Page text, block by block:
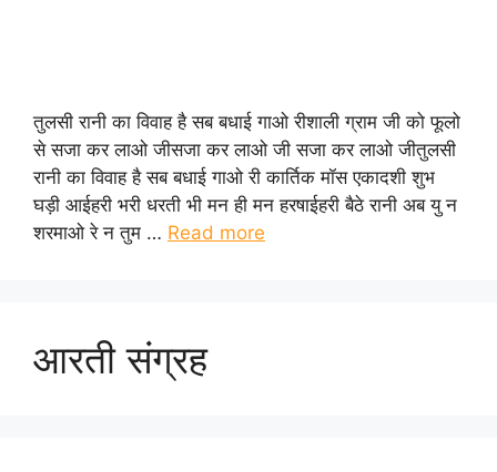
तुलसी रानी का विवाह है सब बधाई गाओ रीशाली ग्राम जी को फूलो
से सजा कर लाओ जीसजा कर लाओ जी सजा कर लाओ जीतुलसी
रानी का विवाह है सब बधाई गाओ री कार्तिक मॉस एकादशी शुभ
घड़ी आईहरी भरी धरती भी मन ही मन हरषाईहरी बैठे रानी अब यु न
शरमाओ रे न तुम … Read more
आरती संग्रह